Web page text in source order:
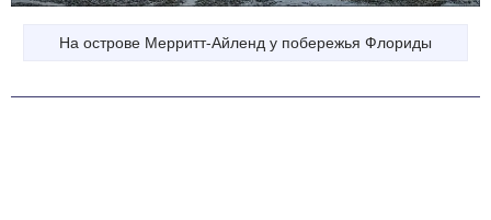
На острове Мерритт-Айленд у побережья Флориды